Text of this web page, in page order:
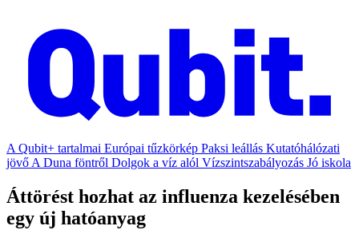
A Qubit+ tartalmai Európai tűzkörkép Paksi leállás Kutatóhálózati
jövő A Duna föntről Dolgok a víz alól Vízszintszabályozás Jó iskola
Áttörést hozhat az influenza kezelésében
egy új hatóanyag